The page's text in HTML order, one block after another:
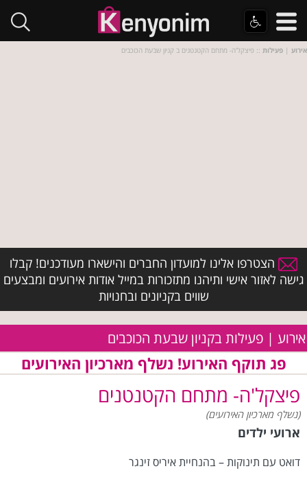
אירוע | פעילות :: פיצקל'ה- מתחם הקטנטנים ב קניון שבעת הכוכבים
הצטרפו אלינו למועדון החברים והישארו מעודכנים! קבלו
גישה לאזור אישי ותיהנו מתזכורות במייל אודות אירועים ומבצעים
שווים בקניונים ובחנויות
אירוע | פעילות בקניון שבעת הכוכבים
פג תוקף האירוע! נשלף מארכיון האירועים
פיצקל'ה- מתחם הקטנטנים
(נשלף מארכיון האירועים)
ארועי ילדים
דואט עם תינוקות – בהנחיית איריס זינגר